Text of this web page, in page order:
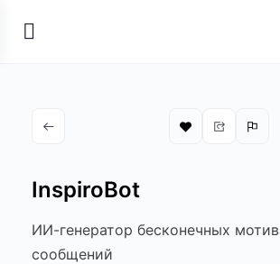
InspiroBot
ИИ-генератор бесконечных
сообщений